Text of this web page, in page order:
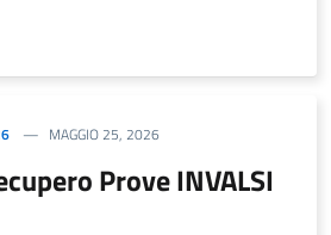
MAGGIO 25, 2026
Prove INVALSI